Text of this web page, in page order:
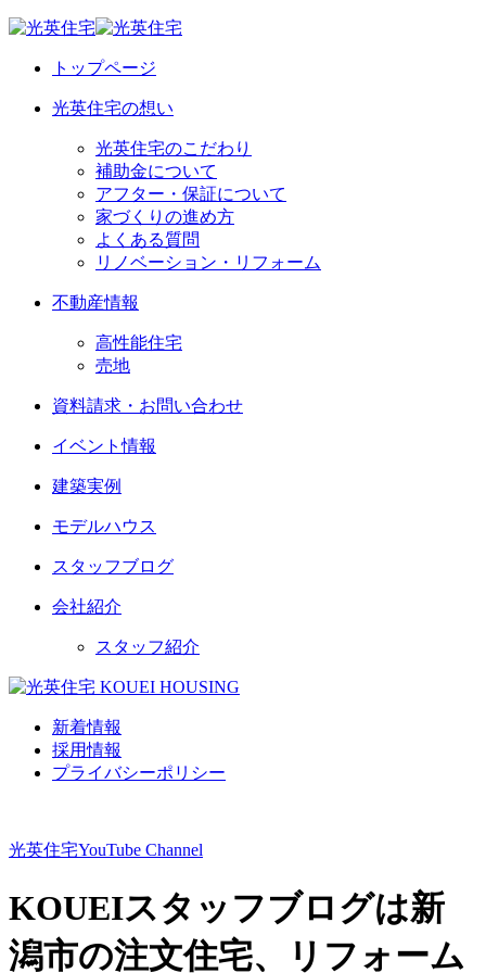
トップページ
光英住宅の想い
光英住宅のこだわり
補助金について
アフター・保証について
家づくりの進め方
よくある質問
リノベーション・リフォーム
不動産情報
高性能住宅
売地
資料請求・お問い合わせ
イベント情報
建築実例
モデルハウス
スタッフブログ
会社紹介
スタッフ紹介
新着情報
採用情報
プライバシーポリシー
光英住宅YouTube Channel
KOUEIスタッフブログは新
潟市の注文住宅、リフォーム